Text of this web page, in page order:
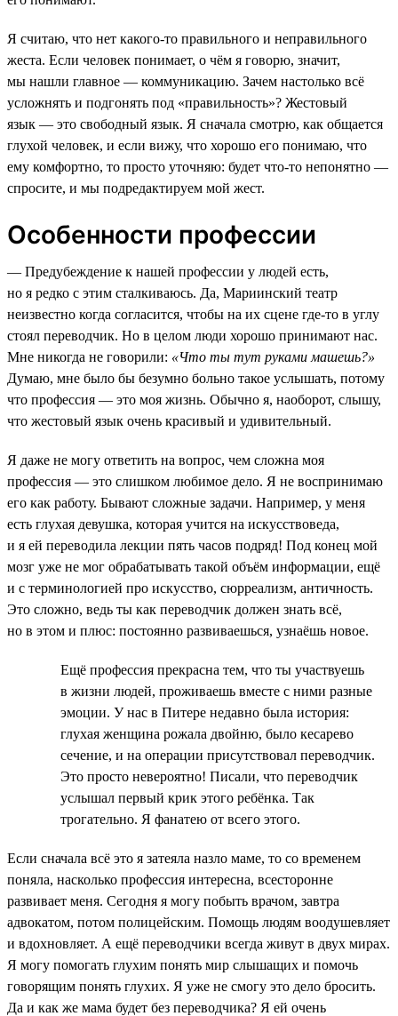
Я считаю, что нет какого-то правильного и неправильного
жеста. Если человек понимает, о чём я говорю, значит,
мы нашли главное — коммуникацию. Зачем настолько всё
усложнять и подгонять под «правильность»? Жестовый
язык — это свободный язык. Я сначала смотрю, как общается
глухой человек, и если вижу, что хорошо его понимаю, что
ему комфортно, то просто уточняю: будет что-то непонятно —
спросите, и мы подредактируем мой жест.
Особенности профессии
— Предубеждение к нашей профессии у людей есть,
но я редко с этим сталкиваюсь. Да, Мариинский театр
неизвестно когда согласится, чтобы на их сцене где-то в углу
стоял переводчик. Но в целом люди хорошо принимают нас.
Мне никогда не говорили: «Что ты тут руками машешь?»
Думаю, мне было бы безумно больно такое услышать, потому
что профессия — это моя жизнь. Обычно я, наоборот, слышу,
что жестовый язык очень красивый и удивительный.
Я даже не могу ответить на вопрос, чем сложна моя
профессия — это слишком любимое дело. Я не воспринимаю
его как работу. Бывают сложные задачи. Например, у меня
есть глухая девушка, которая учится на искусствоведа,
и я ей переводила лекции пять часов подряд! Под конец мой
мозг уже не мог обрабатывать такой объём информации, ещё
и с терминологией про искусство, сюрреализм, античность.
Это сложно, ведь ты как переводчик должен знать всё,
но в этом и плюс: постоянно развиваешься, узнаёшь новое.
Ещё профессия прекрасна тем, что ты участвуешь
в жизни людей, проживаешь вместе с ними разные
эмоции. У нас в Питере недавно была история:
глухая женщина рожала двойню, было кесарево
сечение, и на операции присутствовал переводчик.
Это просто невероятно! Писали, что переводчик
услышал первый крик этого ребёнка. Так
трогательно. Я фанатею от всего этого.
Если сначала всё это я затеяла назло маме, то со временем
поняла, насколько профессия интересна, всесторонне
развивает меня. Сегодня я могу побыть врачом, завтра
адвокатом, потом полицейским. Помощь людям воодушевляет
и вдохновляет. А ещё переводчики всегда живут в двух мирах.
Я могу помогать глухим понять мир слышащих и помочь
говорящим понять глухих. Я уже не смогу это дело бросить.
Да и как же мама будет без переводчика? Я ей очень